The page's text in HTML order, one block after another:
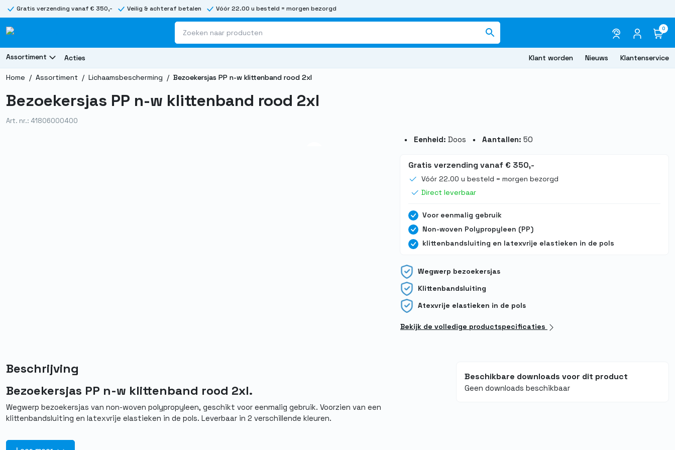
Gratis verzending vanaf € 350,- Veilig & achteraf betalen Vóór 22.00 u besteld = morgen bezorgd
0
Assortiment Acties Klant worden Nieuws Klantenservice
Home / Assortiment / Lichaamsbescherming / Bezoekersjas PP n-w klittenband rood 2xl
Bezoekersjas PP n-w klittenband rood 2xl
Art. nr.: 41806000400
Eenheid: Doos Aantallen: 50
Gratis verzending vanaf € 350,-
Vóór 22.00 u besteld = morgen bezorgd
Direct leverbaar
Voor eenmalig gebruik
Non-woven Polypropyleen (PP)
klittenbandsluiting en latexvrije elastieken in de pols
Wegwerp bezoekersjas
Klittenbandsluiting
Atexvrije elastieken in de pols
Bekijk de volledige productspecificaties
Beschrijving
Bezoekersjas PP n-w klittenband rood 2xl.
Wegwerp bezoekersjas van non-woven polypropyleen, geschikt voor eenmalig gebruik. Voorzien van een
klittenbandsluiting en latexvrije elastieken in de pols. Leverbaar in 2 verschillende kleuren.
Beschikbare downloads voor dit product
Geen downloads beschikbaar